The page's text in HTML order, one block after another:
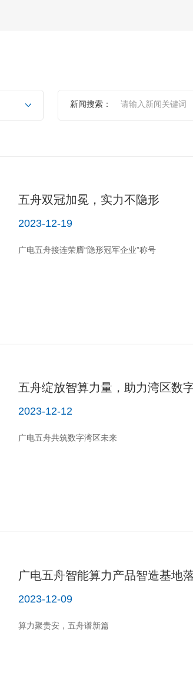
新闻搜索：
五舟双冠加冕，实力不隐形
2023-12-19
广电五舟接连荣膺“隐形冠军企业”称号
五舟绽放智算力量，助力湾区数
2023-12-12
广电五舟共筑数字湾区未来
广电五舟智能算力产品智造基地
2023-12-09
算力聚贵安，五舟谱新篇